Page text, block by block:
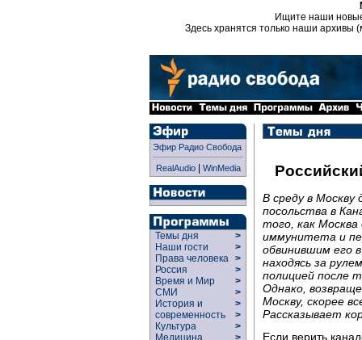
Ищите наши
Здесь хранятся только наши архивы
Эфир Радио Свобода
RealAudio| WinMedia
Темы дня
>
Наши гости
>
Права человека >
Россия
>
Время и Мир
>
СМИ
>
История и
современность
>
>
Культура
>
Медицина
>
В среду в Москву
посольства в
того, как
иммунитета и
обвинившим его
находясь за
полицией после
Однако,
Москву, скорее
Рассказывает
Если верить